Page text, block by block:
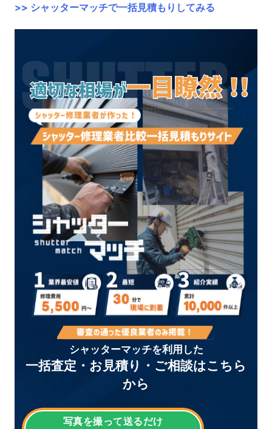
>> シャッターマッチで一括見積もりしてみる
シャッターマッチを利用した
一括査定・お見積り・ご相談はこちら
から
写真を撮って送るだけ